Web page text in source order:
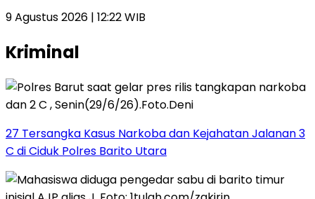
9 Agustus 2026 | 12:22 WIB
Kriminal
27 Tersangka Kasus Narkoba dan Kejahatan Jalanan 3
C di Ciduk Polres Barito Utara